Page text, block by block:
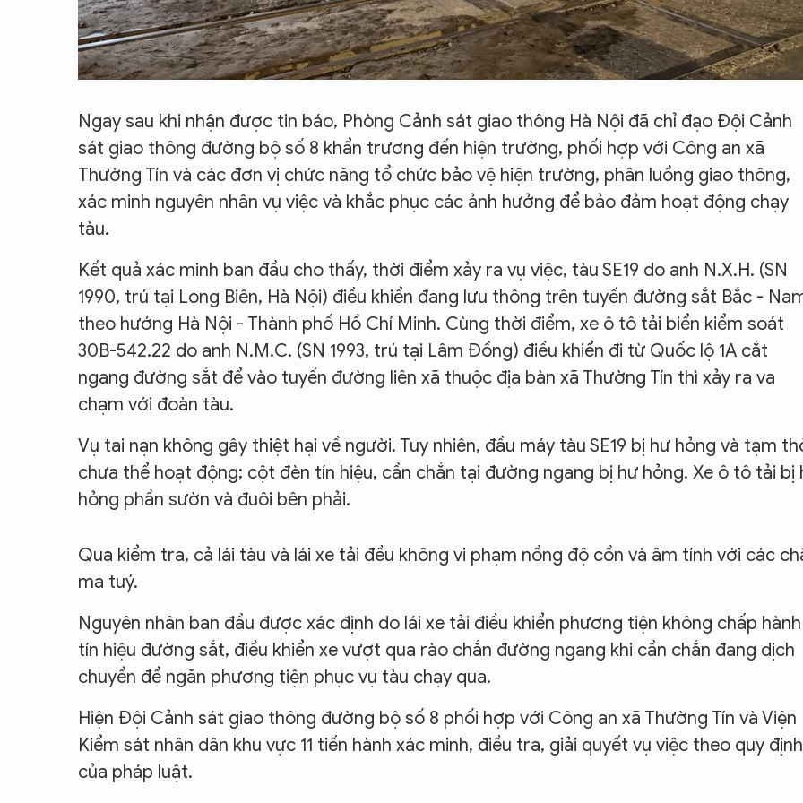
Ngay sau khi nhận được tin báo, Phòng Cảnh sát giao thông Hà Nội đã chỉ đạo Đội Cảnh
sát giao thông đường bộ số 8 khẩn trương đến hiện trường, phối hợp với Công an xã
Thường Tín và các đơn vị chức năng tổ chức bảo vệ hiện trường, phân luồng giao thông,
xác minh nguyên nhân vụ việc và khắc phục các ảnh hưởng để bảo đảm hoạt động chạy
tàu.
Kết quả xác minh ban đầu cho thấy, thời điểm xảy ra vụ việc, tàu SE19 do anh N.X.H. (SN
1990, trú tại Long Biên, Hà Nội) điều khiển đang lưu thông trên tuyến đường sắt Bắc -
theo hướng Hà Nội - Thành phố Hồ Chí Minh. Cùng thời điểm, xe ô tô tải biển kiểm soát
30B-542.22 do anh N.M.C. (SN 1993, trú tại Lâm Đồng) điều khiển đi từ Quốc lộ 1A cắt
ngang đường sắt để vào tuyến đường liên xã thuộc địa bàn xã Thường Tín thì xảy ra va
chạm với đoàn tàu.
Vụ tai nạn không gây thiệt hại về người. Tuy nhiên, đầu máy tàu SE19 bị hư hỏng và tạm
chưa thể hoạt động; cột đèn tín hiệu, cần chắn tại đường ngang bị hư hỏng. Xe ô tô tải bị
hỏng phần sườn và đuôi bên phải.
Qua kiểm tra, cả lái tàu và lái xe tải đều không vi phạm nồng độ cồn và âm tính với các
ma tuý.
Nguyên nhân ban đầu được xác định do lái xe tải điều khiển phương tiện không chấp hành
tín hiệu đường sắt, điều khiển xe vượt qua rào chắn đường ngang khi cần chắn đang dịch
chuyển để ngăn phương tiện phục vụ tàu chạy qua.
Hiện Đội Cảnh sát giao thông đường bộ số 8 phối hợp với Công an xã Thường Tín và Viện
Kiểm sát nhân dân khu vực 11 tiến hành xác minh, điều tra, giải quyết vụ việc theo quy định
của pháp luật.